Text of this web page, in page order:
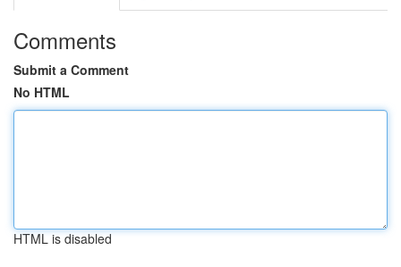
Comments
Submit a Comment
No HTML
HTML is disabled